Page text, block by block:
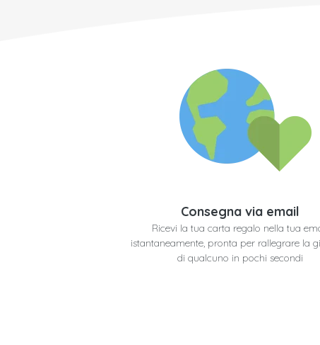
Consegna via email
Ricevi la tua carta regalo nella tua
istantaneamente, pronta per rallegrare la
di qualcuno in pochi secondi